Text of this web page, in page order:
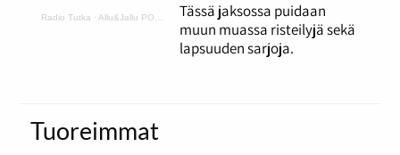
Radio Tutka · Allu&Jallu PODCAST 5 Risset ja lapsuuden sarjat
Tässä jaksossa puidaan
muun muassa risteilyjä sekä
lapsuuden sarjoja.
Tuoreimmat